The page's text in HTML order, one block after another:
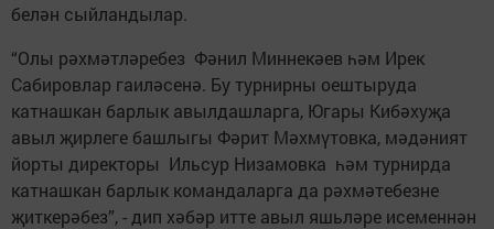
белән сыйландылар.
“Олы рәхмәтләребез Фәнил Миннекәев һәм Ирек
Сабировлар гаиләсенә. Бу турнирны оештыруда
катнашкан барлык авылдашларга, Югары Кибәхуҗа
авыл җирлеге башлыгы Фәрит Мәхмүтовка, мәдәният
йорты директоры Ильсур Низамовка һәм турнирда
катнашкан барлык командаларга да рәхмәтебезне
җиткерәбез”, - дип хәбәр итте авыл яшьләре исеменнән